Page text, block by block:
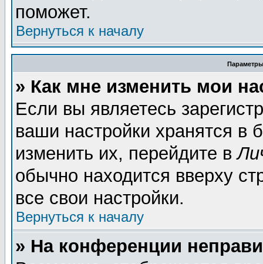
поможет.
Вернуться к началу
» Как мне изменить мои
Если вы являетесь
ваши настройки хранятся
изменить их, перейдите в
обычно находится вверху
все свои настройки.
Вернуться к началу
» На конференции